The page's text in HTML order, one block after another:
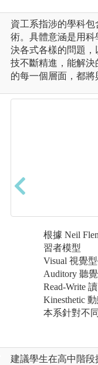
資工系指涉的學科
術。具體意涵是用
決各式各樣的問題
技不斷精進，能解
的每一個層面，都將
根據 Neil
習者模型
Visual 視覺
Auditory 聽
Read-Write
Kinesthetic
本系針對不
建議學生在高中階